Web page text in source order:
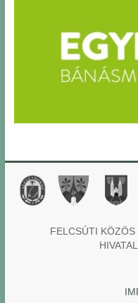
FELCSÚTI KÖZÖS